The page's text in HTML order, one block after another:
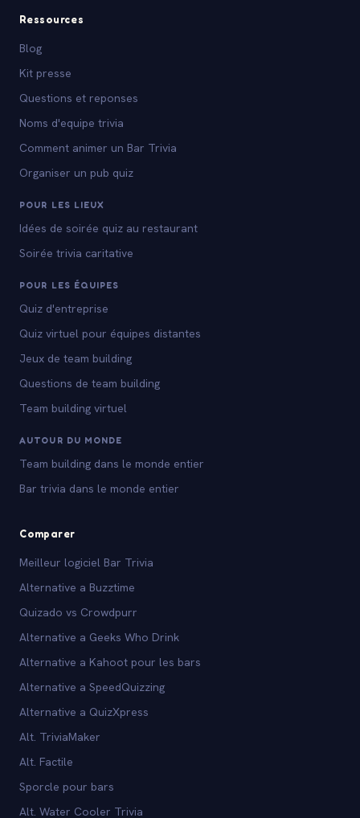
Ressources
Blog
Kit presse
Questions et reponses
Noms d'equipe trivia
Comment animer un Bar Trivia
Organiser un pub quiz
POUR LES LIEUX
Idées de soirée quiz au restaurant
Soirée trivia caritative
POUR LES ÉQUIPES
Quiz d'entreprise
Quiz virtuel pour équipes distantes
Jeux de team building
Questions de team building
Team building virtuel
AUTOUR DU MONDE
Team building dans le monde entier
Bar trivia dans le monde entier
Comparer
Meilleur logiciel Bar Trivia
Alternative a Buzztime
Quizado vs Crowdpurr
Alternative a Geeks Who Drink
Alternative a Kahoot pour les bars
Alternative a SpeedQuizzing
Alternative a QuizXpress
Alt. TriviaMaker
Alt. Factile
Sporcle pour bars
Alt. Water Cooler Trivia